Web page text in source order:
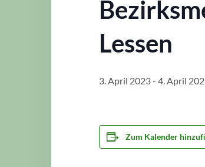
Lessen
3. April 2023- 4. April
Zum Kalender